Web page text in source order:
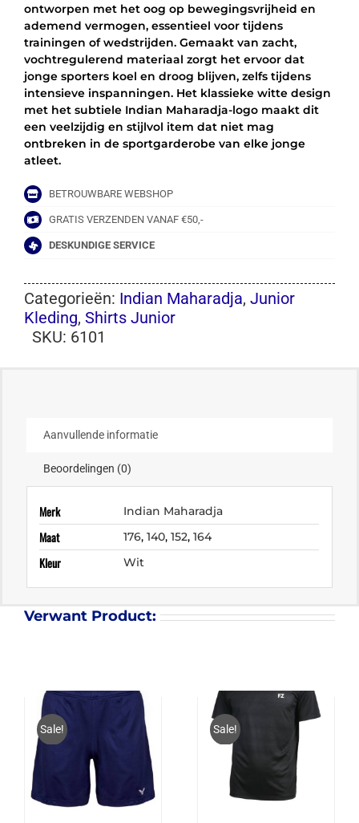
ontworpen met het oog op bewegingsvrijheid en
ademend vermogen, essentieel voor tijdens
trainingen of wedstrijden. Gemaakt van zacht,
vochtregulerend materiaal zorgt het ervoor dat
jonge sporters koel en droog blijven, zelfs tijdens
intensieve inspanningen. Het klassieke witte design
met het subtiele Indian Maharadja-logo maakt dit
een veelzijdig en stijlvol item dat niet mag
ontbreken in de sportgarderobe van elke jonge
atleet.
BETROUWBARE WEBSHOP
GRATIS VERZENDEN VANAF €50,-
DESKUNDIGE SERVICE
Categorieën: Indian Maharadja, Junior
Kleding, Shirts Junior
SKU: 6101
Aanvullende informatie
Beoordelingen (0)
Merk Indian Maharadja
Maat 176,140,152,164
Kleur Wit
Verwant Product:
Sale!
VICTOR SHORTS R-
Sale!
FZ FORZA HELSINKI